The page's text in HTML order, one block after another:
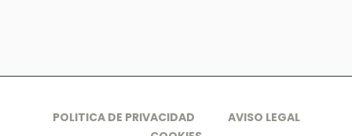
POLITICA DE PRIVACIDAD
AVISO LEGAL